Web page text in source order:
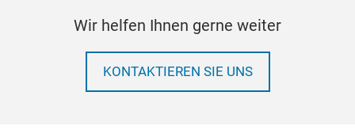
Wir helfen Ihnen gerne weiter
KONTAKTIEREN SIE UNS